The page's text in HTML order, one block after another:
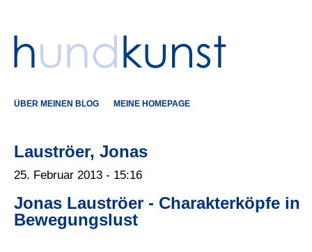
ÜBER MEINEN BLOG MEINE HOMEPAGE
Lauströer, Jonas
25. Februar 2013 - 15:16
Jonas Lauströer - Charakterköpfe in
Bewegungslust